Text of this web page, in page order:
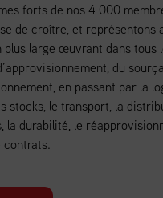
forts de nos 4 000
de croître, et représentons
plus large œuvrant dans tous
du
en passant par la
stocks, le transport, la
la durabilité, le
contrats.